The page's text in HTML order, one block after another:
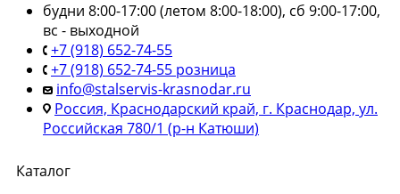
будни 8:00-17:00 (летом 8:00-18:00), сб 9:00-17:00,
вс - выходной
+7 (918) 652-74-55
+7 (918) 652-74-55 розница
info@stalservis-krasnodar.ru
Россия, Краснодарский край, г. Краснодар, ул.
Российская 780/1 (р-н Катюши)
Каталог